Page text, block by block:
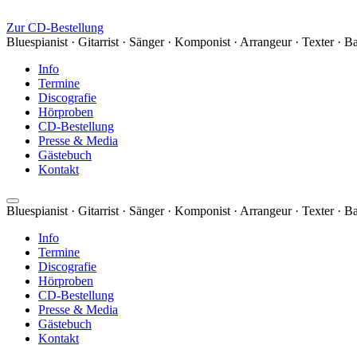
Zur CD-Bestellung
Bluespianist · Gitarrist · Sänger · Komponist · Arrangeur · Texter ·
Info
Termine
Discografie
Hörproben
CD-Bestellung
Presse & Media
Gästebuch
Kontakt
Bluespianist · Gitarrist · Sänger · Komponist · Arrangeur · Texter ·
Info
Termine
Discografie
Hörproben
CD-Bestellung
Presse & Media
Gästebuch
Kontakt